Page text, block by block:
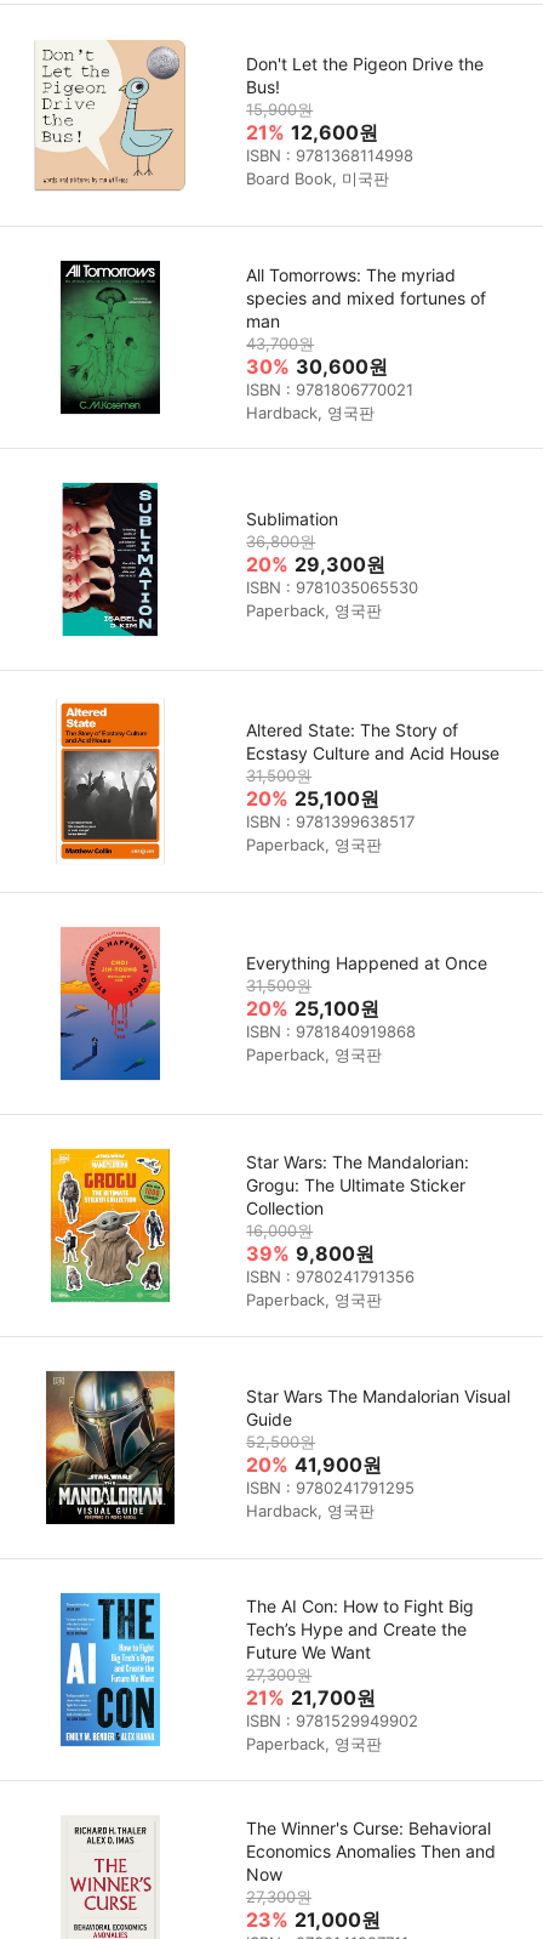
Don't Let the Pigeon Drive the
Bus!
15,900원
21% 12,600원
ISBN : 9781368114998
Board Book, 미국판
All Tomorrows: The myriad
species and mixed fortunes of
man
43,700원
30% 30,600원
ISBN : 9781806770021
Hardback, 영국판
Sublimation
36,800원
20% 29,300원
ISBN : 9781035065530
Paperback, 영국판
Altered State: The Story of
Ecstasy Culture and Acid House
31,500원
20% 25,100원
ISBN : 9781399638517
Paperback, 영국판
Everything Happened at Once
31,500원
20% 25,100원
ISBN : 9781840919868
Paperback, 영국판
Star Wars: The Mandalorian:
Grogu: The Ultimate Sticker
Collection
16,000원
39% 9,800원
ISBN : 9780241791356
Paperback, 영국판
Star Wars The Mandalorian Visual
Guide
52,500원
20% 41,900원
ISBN : 9780241791295
Hardback, 영국판
The AI Con: How to Fight Big
Tech’s Hype and Create the
Future We Want
27,300원
21% 21,700원
ISBN : 9781529949902
Paperback, 영국판
The Winner's Curse: Behavioral
Economics Anomalies Then and
Now
27,300원
23% 21,000원